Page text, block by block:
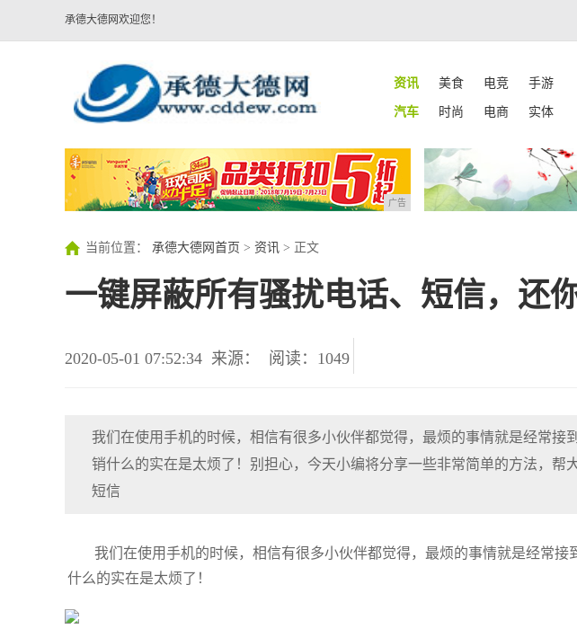
承德大德网欢迎您！
资讯 美食 电竞 手游
汽车
时尚 电商 实体
广告
当前位置： 承德大德网首页 > 资讯 > 正文
一键屏蔽所有骚扰电话、短信，还
2020-05-01 07:52:34 来源： 阅读：1049
我们在使用手机的时候，相信有很多小伙伴都觉得，最烦的事情就是经常接
销什么的实在是太烦了！别担心，今天小编将分享一些非常简单的方法，帮
短信
我们在使用手机的时候，相信有很多小伙伴都觉得，最烦的事情就是经常接
什么的实在是太烦了！